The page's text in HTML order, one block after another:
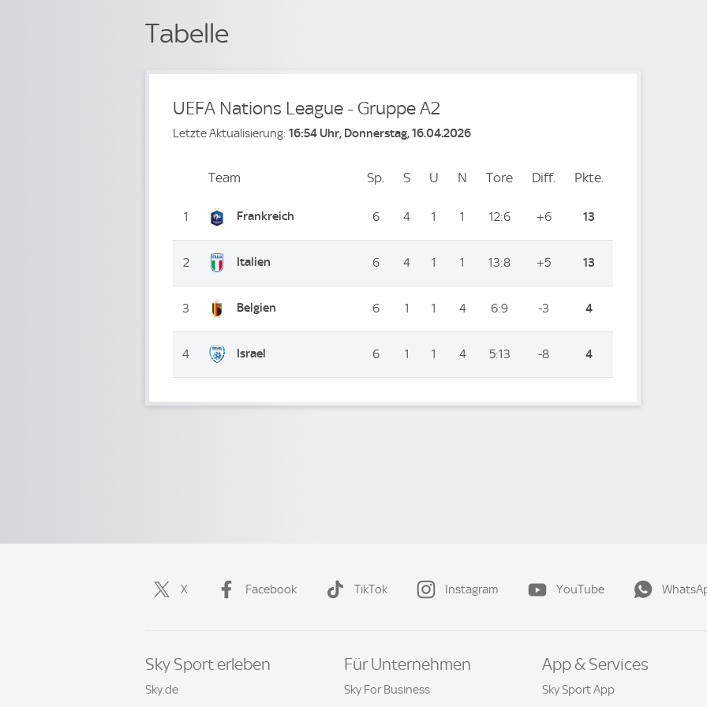
Tabelle
UEFA Nations League - Gruppe A2
Letzte Aktualisierung: 16:54 Uhr, Donnerstag, 16.04.2026
PlatzTeam Sp. Spiele
S Siege
U Unentschieden
N Niederlagen
Tore ToreDiff. Differenz
Pkte.
1 Frankreich 6 4 1 1 12:6 +6 13
2 Italien 6 4 1 1 13:8 +5 13
3 Belgien 6 1 1 4 6:9 -3 4
4 Israel 6 1 1 4 5:13 -8 4
X Facebook TikTok Instagram YouTube
Sky Sport erleben
Sky.de
Für Unternehmen
Sky For Business
App & Services
Sky Sport App